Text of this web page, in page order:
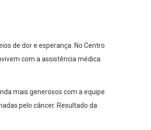
de dor e esperança. No Centro
com a assistência médica
mais generosos com a equipe
pelo câncer. Resultado da